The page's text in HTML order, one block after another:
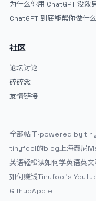
为什么你用 ChatGPT 没效果？
的人第一步就问错了
ChatGPT 到底能帮你做什
社区
论坛讨论
碎碎念
友情链接
全部帖子·powered by
tinyfool的blog上海泰尼
英语轻松读如何学英语英
如何赚钱Tinyfool's
GithubApple